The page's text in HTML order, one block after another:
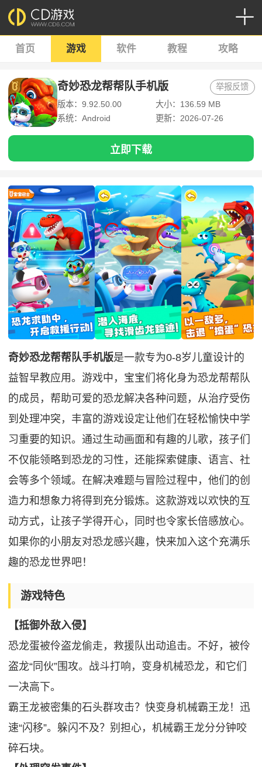
首页 游戏 软件 教程 攻略
奇妙恐龙帮帮队手机版
版本：9.92.50.00
大小：136.59 MB
系统：Android
更新：2026-07-26
举报反馈
立即下载
奇妙恐龙帮帮队手机版是一款专为0-8岁儿童设计的
益智早教应用。游戏中，宝宝们将化身为恐龙帮帮队
的成员，帮助可爱的恐龙解决各种问题，从治疗受伤
到处理冲突，丰富的游戏设定让他们在轻松愉快中学
习重要的知识。通过生动画面和有趣的儿歌，孩子们
不仅能领略到恐龙的习性，还能探索健康、语言、社
会等多个领域。在解决难题与冒险过程中，他们的创
造力和想象力将得到充分锻炼。这款游戏以欢快的互
动方式，让孩子学得开心，同时也令家长倍感放心。
如果你的小朋友对恐龙感兴趣，快来加入这个充满乐
趣的恐龙世界吧！
游戏特色
【抵御外敌入侵】
恐龙蛋被伶盗龙偷走，救援队出动追击。不好，被伶
盗龙“同伙”围攻。战斗打响，变身机械恐龙，和它们
一决高下。
霸王龙被密集的石头群攻击？快变身机械霸王龙！迅
速“闪移”。躲闪不及？别担心，机械霸王龙分分钟咬
碎石块。